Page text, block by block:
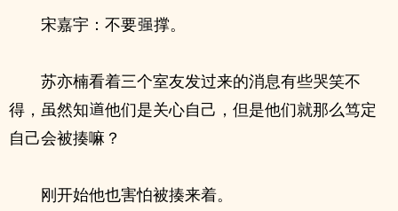
宋嘉宇：不要 撑。
苏亦楠看着三个室友发过来的消息有些哭笑不
得，虽然知
他们是关心自己，但是他们就那么笃定
自己会被揍嘛？
刚开始他也害怕被揍来着。